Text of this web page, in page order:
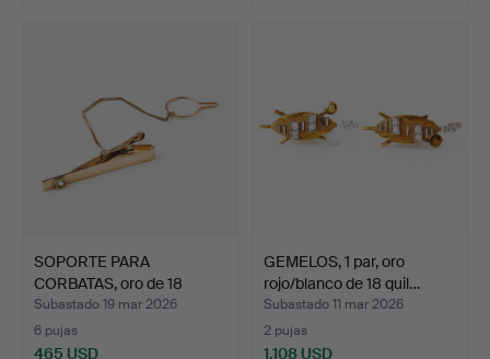
SOPORTE PARA
CORBATAS, oro de 18
quilates,…
Subastado 19 mar 2026
6 pujas
465 USD
GEMELOS, 1 par, oro
rojo/blanco de 18 quil…
Subastado 11 mar 2026
2 pujas
1.108 USD